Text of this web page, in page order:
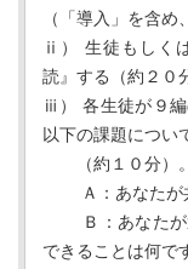
（「導入」を含め
ⅱ） 生徒もしく
読』する（約２０
ⅲ） 各生徒が９編
以下の課題につい
（約１０分）
Ａ：あなたが共
Ｂ：あなたが
できることは何